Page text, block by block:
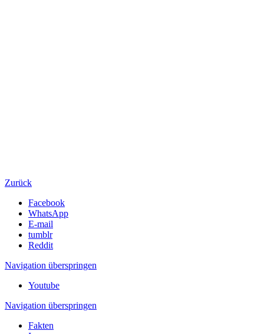
Zurück
Facebook
WhatsApp
E-mail
tumblr
Reddit
Navigation überspringen
Youtube
Navigation überspringen
Fakten